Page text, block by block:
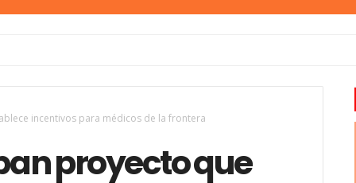
incentivos para médicos de la frontera
proyecto que